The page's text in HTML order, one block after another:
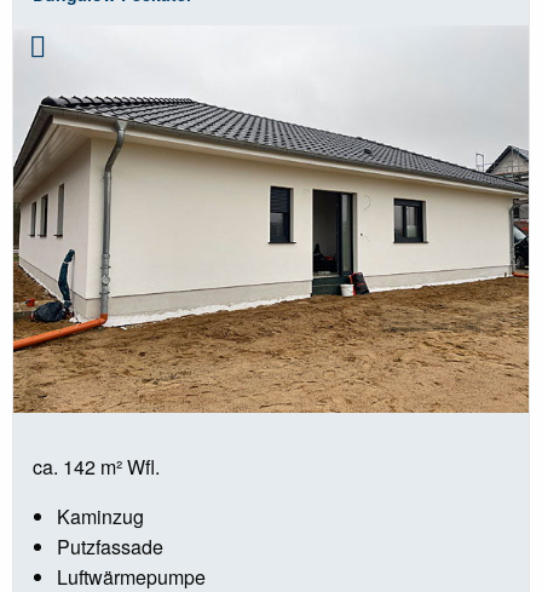
ca. 142 m² Wfl.
Kaminzug
Putzfassade
Luftwärmepumpe